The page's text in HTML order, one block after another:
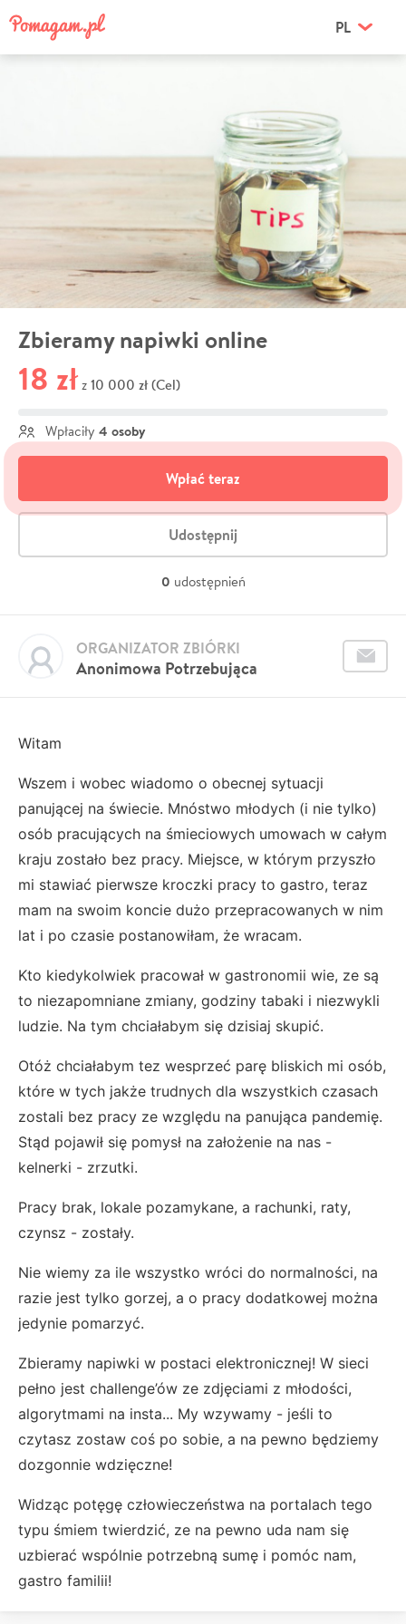
PL
Zbieramy napiwki online
18 zł z 10 000 zł (Cel)
Wpłaciły 4 osoby
Wpłać teraz
Udostępnij
0 udostępnień
Anonimowa Potrzebująca
ORGANIZATOR ZBIÓRKI
Witam
Wszem i wobec wiadomo o obecnej sytuacji
panującej na świecie. Mnóstwo młodych (i nie tylko)
osób pracujących na śmieciowych umowach w całym
kraju zostało bez pracy. Miejsce, w którym przyszło
mi stawiać pierwsze kroczki pracy to gastro, teraz
mam na swoim koncie dużo przepracowanych w nim
lat i po czasie postanowiłam, że wracam.
Kto kiedykolwiek pracował w gastronomii wie, ze są
to niezapomniane zmiany, godziny tabaki i niezwykli
ludzie. Na tym chciałabym się dzisiaj skupić.
Otóż chciałabym tez wesprzeć parę bliskich mi osób,
które w tych jakże trudnych dla wszystkich czasach
zostali bez pracy ze względu na panująca pandemię.
Stąd pojawił się pomysł na założenie na nas -
kelnerki - zrzutki.
Pracy brak, lokale pozamykane, a rachunki, raty,
czynsz - zostały.
Nie wiemy za ile wszystko wróci do normalności, na
razie jest tylko gorzej, a o pracy dodatkowej można
jedynie pomarzyć.
Zbieramy napiwki w postaci elektronicznej! W sieci
pełno jest challenge’ów ze zdjęciami z młodości,
algorytmami na insta... My wzywamy - jeśli to
czytasz zostaw coś po sobie, a na pewno będziemy
dozgonnie wdzięczne!
Widząc potęgę człowieczeństwa na portalach tego
typu śmiem twierdzić, ze na pewno uda nam się
uzbierać wspólnie potrzebną sumę i pomóc nam,
gastro familii!